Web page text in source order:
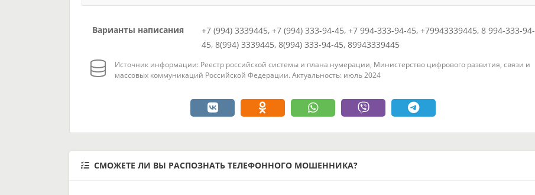
Варианты написания
+7 (994) 3339445, +7 (994) 333-94-45, +7 994-333-94-45, +79943339445, 8 994-333-94-
45, 8(994) 3339445, 8(994) 333-94-45, 89943339445
Источник информации: Реестр российской системы и плана нумерации, Министерство цифрового развития, связи и
массовых коммуникаций Российской Федерации. Актуальность: июль 2024
СМОЖЕТЕ ЛИ ВЫ РАСПОЗНАТЬ ТЕЛЕФОННОГО МОШЕННИКА?